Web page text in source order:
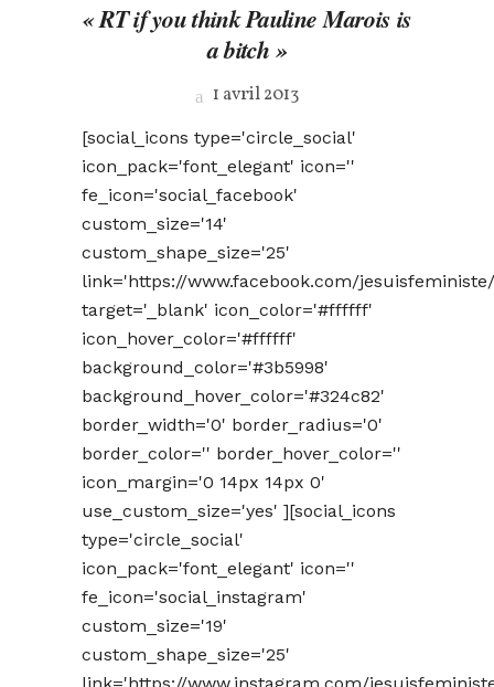
« RT if you think Pauline Marois is
a bitch »
1 avril 2013
[social_icons type='circle_social'
icon_pack='font_elegant' icon=''
fe_icon='social_facebook'
custom_size='14'
custom_shape_size='25'
link='https://www.facebook.com/
target='_blank' icon_color='#ffffff'
icon_hover_color='#ffffff'
background_color='#3b5998'
background_hover_color='#324c82'
border_width='0' border_radius='0'
border_color='' border_hover_color=''
icon_margin='0 14px 14px 0'
use_custom_size='yes' ][social_icons
type='circle_social'
icon_pack='font_elegant' icon=''
fe_icon='social_instagram'
custom_size='19'
custom_shape_size='25'